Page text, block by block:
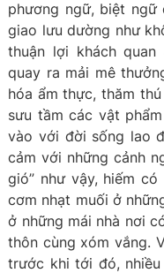
phương ngữ, biệt ngữ
giao lưu dường như
thuận lợi khách
quay ra mải mê
hóa ẩm thực, thăm
sưu tầm các vật
vào với đời sống lao
cảm với những cảnh
gió” như vậy, hiếm
cơm nhạt muối ở
ở những mái nhà nơi
thôn cùng xóm vắng.
trước khi tới đó, nhiều